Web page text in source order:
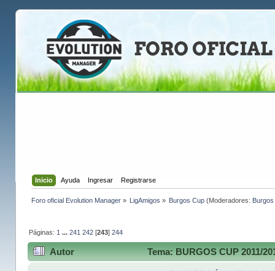
Inicio Ayuda Ingresar Registrarse
Foro oficial Evolution Manager» LigAmigos » Burgos Cup (Moderadores:
Páginas: 1 ... 241 242[243] 244
Autor Tema: BURGOS CUP 2011/